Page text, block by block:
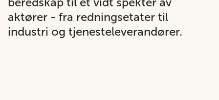
aktører - fra redningsetater til
industri og tjenesteleverandører.